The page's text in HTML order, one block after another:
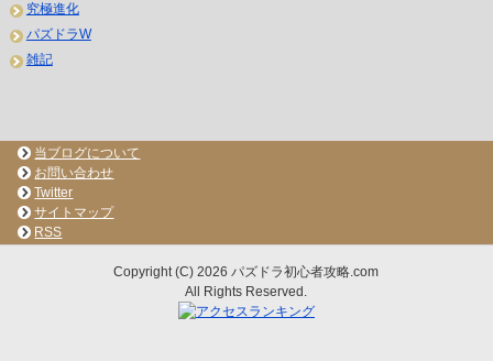
究極進化
パズドラW
雑記
当ブログについて
お問い合わせ
Twitter
サイトマップ
RSS
Copyright (C) 2026 パズドラ初心者攻略.com
All Rights Reserved.